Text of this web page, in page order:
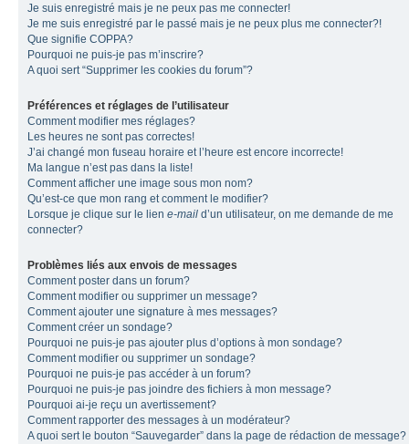
Je suis enregistré mais je ne peux pas me connecter!
Je me suis enregistré par le passé mais je ne peux plus me connecter?!
Que signifie COPPA?
Pourquoi ne puis-je pas m’inscrire?
A quoi sert “Supprimer les cookies du forum”?
Préférences et réglages de l’utilisateur
Comment modifier mes réglages?
Les heures ne sont pas correctes!
J’ai changé mon fuseau horaire et l’heure est encore incorrecte!
Ma langue n’est pas dans la liste!
Comment afficher une image sous mon nom?
Qu’est-ce que mon rang et comment le modifier?
Lorsque je clique sur le lien e-mail d’un utilisateur, on me demande de me
connecter?
Problèmes liés aux envois de messages
Comment poster dans un forum?
Comment modifier ou supprimer un message?
Comment ajouter une signature à mes messages?
Comment créer un sondage?
Pourquoi ne puis-je pas ajouter plus d’options à mon sondage?
Comment modifier ou supprimer un sondage?
Pourquoi ne puis-je pas accéder à un forum?
Pourquoi ne puis-je pas joindre des fichiers à mon message?
Pourquoi ai-je reçu un avertissement?
Comment rapporter des messages à un modérateur?
A quoi sert le bouton “Sauvegarder” dans la page de rédaction de message?